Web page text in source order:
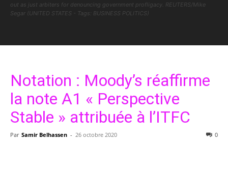
out as just arbiters for denouncing government profligacy. REUTERS/Mike
Segar (UNITED STATES - Tags: BUSINESS POLITICS)
Notation : Moody’s réaffirme
la note A1 « Perspective
Stable » attribuée à l’ITFC
Par Samir Belhassen - 26 octobre 2020 0